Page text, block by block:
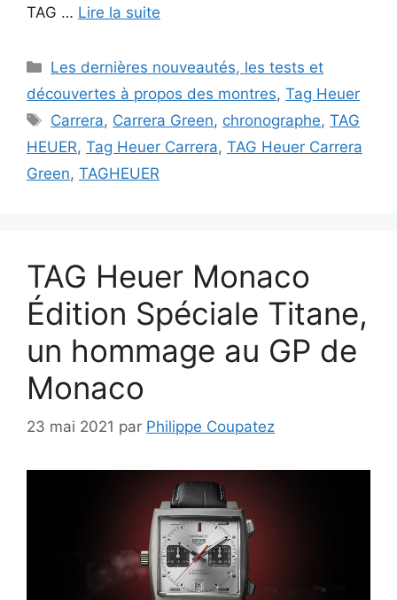
TAG … Lire la suite
Catégories
Les dernières nouveautés, les tests et
découvertes à propos des montres, Tag Heuer
Étiquettes
Carrera, Carrera Green, chronographe,TAG
HEUER, Tag Heuer Carrera, TAG Heuer Carrera
Green, TAGHEUER
TAG Heuer Monaco
Édition Spéciale Titane,
un hommage au GP de
Monaco
23 mai 2021 par Philippe Coupatez